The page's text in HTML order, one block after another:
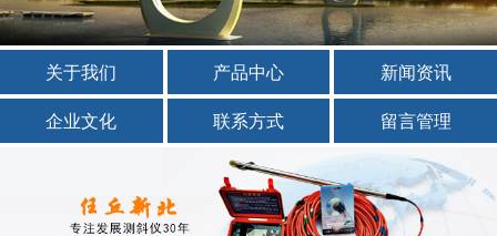
关于我们 产品中心
新闻资讯
企业文化
联系方式 留言管理